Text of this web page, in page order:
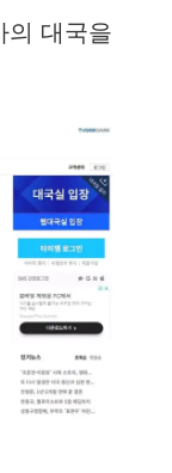
의 대국을